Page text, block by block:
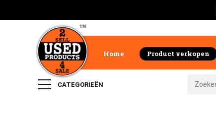
Home Product verkopen
CATEGORIEËN